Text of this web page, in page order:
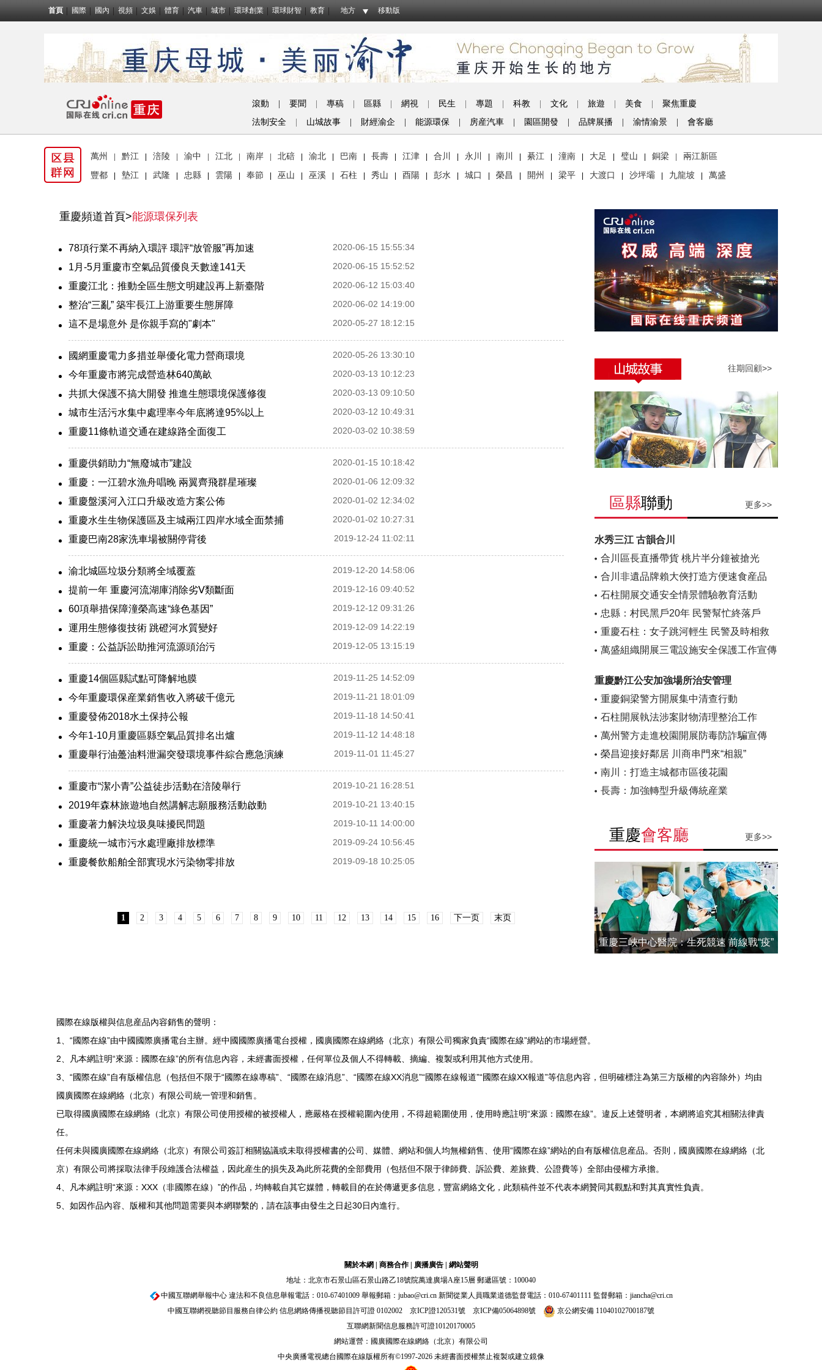
首頁 國際 國內 視頻 文娛 體育 汽車 城市 環球創業 環球財智 教育 地方 移動版
滾動 要聞 專稿 區縣 網視 民生 專題 科教 文化 旅遊 美食
聚焦重慶
法制安全
山城故事 財經渝企 能源環保 房産汽車 園區開發 品牌展播 渝情渝景 會客廳
萬州 黔江 涪陵 渝中 江北 南岸 北碚 渝北 巴南 長壽 江津 合川 永川 南川 綦江 潼南 大足 璧山 銅梁
兩江新區
豐都
墊江 武隆 忠縣 雲陽 奉節 巫山 巫溪 石柱 秀山 酉陽 彭水 城口 榮昌 開州 梁平 大渡口 沙坪壩 九龍坡 萬盛
重慶頻道首頁>能源環保列表
2020-06-15 15:55:34
78項行業不再納入環評 環評“放管服”再加速
2020-06-15 15:52:52
1月-5月重慶市空氣品質優良天數達141天
2020-06-12 15:03:40
重慶江北：推動全區生態文明建設再上新臺階
2020-06-02 14:19:00
整治“三亂” 築牢長江上游重要生態屏障
2020-05-27 18:12:15
這不是場意外 是你親手寫的"劇本"
2020-05-26 13:30:10
國網重慶電力多措並舉優化電力營商環境
2020-03-13 10:12:23
今年重慶市將完成營造林640萬畝
2020-03-13 09:10:50
共抓大保護不搞大開發 推進生態環境保護修復
2020-03-12 10:49:31
城市生活污水集中處理率今年底將達95%以上
2020-03-02 10:38:59
重慶11條軌道交通在建線路全面復工
2020-01-15 10:18:42
重慶供銷助力“無廢城市”建設
2020-01-06 12:09:32
重慶：一江碧水漁舟唱晚 兩翼齊飛群星璀璨
2020-01-02 12:34:02
重慶盤溪河入江口升級改造方案公佈
2020-01-02 10:27:31
重慶水生生物保護區及主城兩江四岸水域全面禁捕
2019-12-24 11:02:11
重慶巴南28家洗車場被關停背後
2019-12-20 14:58:06
渝北城區垃圾分類將全域覆蓋
2019-12-16 09:40:52
提前一年 重慶河流湖庫消除劣Ⅴ類斷面
2019-12-12 09:31:26
60項舉措保障潼榮高速“綠色基因”
2019-12-09 14:22:19
運用生態修復技術 跳磴河水質變好
2019-12-05 13:15:19
重慶：公益訴訟助推河流源頭治污
2019-11-25 14:52:09
重慶14個區縣試點可降解地膜
2019-11-21 18:01:09
今年重慶環保産業銷售收入將破千億元
2019-11-18 14:50:41
重慶發佈2018水土保持公報
2019-11-12 14:48:18
今年1-10月重慶區縣空氣品質排名出爐
2019-11-01 11:45:27
重慶舉行油躉油料泄漏突發環境事件綜合應急演練
2019-10-21 16:28:51
重慶市“潔小青”公益徒步活動在涪陵舉行
2019-10-21 13:40:15
2019年森林旅遊地自然講解志願服務活動啟動
2019-10-11 14:00:00
重慶著力解決垃圾臭味擾民問題
2019-09-24 10:56:45
重慶統一城市污水處理廠排放標準
2019-09-18 10:25:05
重慶餐飲船舶全部實現水污染物零排放
1 2 3 4 5 6 7 8 9 10 11 12 13 14 15 16 下一页 末页
往期回顧>>
區縣聯動 更多>>
水秀三江 古韻合川
合川區長直播帶貨 桃片半分鐘被搶光
合川非遺品牌賴大俠打造方便速食産品
石柱開展交通安全情景體驗教育活動
忠縣：村民黑戶20年 民警幫忙終落戶
重慶石柱：女子跳河輕生 民警及時相救
萬盛組織開展三電設施安全保護工作宣傳
重慶黔江公安加強場所治安管理
重慶銅梁警方開展集中清查行動
石柱開展執法涉案財物清理整治工作
萬州警方走進校園開展防毒防詐騙宣傳
榮昌迎接好鄰居 川商串門來“相親”
南川：打造主城都市區後花園
長壽：加強轉型升級傳統産業
重慶會客廳 更多>>
重慶三峽中心醫院：生死競速 前線戰“疫”
國際在線版權與信息産品內容銷售的聲明：
1、“國際在線”由中國國際廣播電台主辦。經中國國際廣播電台授權，國廣國際在線網絡（北京）有限公司獨家負責“國際在線”網站的市場經營。
2、凡本網註明“來源：國際在線”的所有信息內容，未經書面授權，任何單位及個人不得轉載、摘編、複製或利用其他方式使用。
3、“國際在線”自有版權信息（包括但不限于“國際在線專稿”、“國際在線消息”、“國際在線XX消息”“國際在線報道”“國際在線XX報道”等信息內容，但明確標注為第三方版權的內容除外）均由
國廣國際在線網絡（北京）有限公司統一管理和銷售。
已取得國廣國際在線網絡（北京）有限公司使用授權的被授權人，應嚴格在授權範圍內使用，不得超範圍使用，使用時應註明“來源：國際在線”。違反上述聲明者，本網將追究其相關法律責
任。
任何未與國廣國際在線網絡（北京）有限公司簽訂相關協議或未取得授權書的公司、媒體、網站和個人均無權銷售、使用“國際在線”網站的自有版權信息産品。否則，國廣國際在線網絡（北
京）有限公司將採取法律手段維護合法權益，因此産生的損失及為此所花費的全部費用（包括但不限于律師費、訴訟費、差旅費、公證費等）全部由侵權方承擔。
4、凡本網註明“來源：XXX（非國際在線）”的作品，均轉載自其它媒體，轉載目的在於傳遞更多信息，豐富網絡文化，此類稿件並不代表本網贊同其觀點和對其真實性負責。
5、如因作品內容、版權和其他問題需要與本網聯繫的，請在該事由發生之日起30日內進行。
關於本網 商務合作| 廣播廣告| 網站聲明
地址：北京市石景山區石景山路乙18號院萬達廣場A座15層 郵遞區號：100040
中國互聯網舉報中心違法和不良信息舉報電話：010-67401009 舉報郵箱：jubao@cri.cn 新聞從業人員職業道德監督電話：010-67401111 監督郵箱：jiancha@cri.cn
中國互聯網視聽節目服務自律公約 信息網絡傳播視聽節目許可證 0102002 京ICP證120531號 京ICP備05064898號
京公網安備 11040102700187號
互聯網新聞信息服務許可證10120170005
網站運營：國廣國際在線網絡（北京）有限公司
中央廣播電視總台國際在線版權所有©1997-2026 未經書面授權禁止複製或建立鏡像